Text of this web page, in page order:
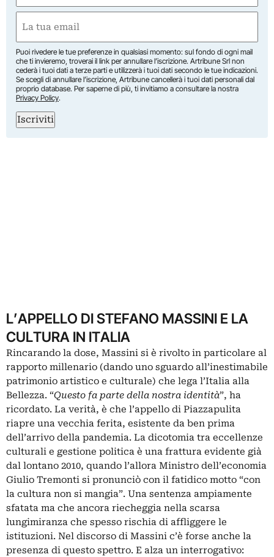
First
(Required)
Puoi rivedere le tue preferenze in qualsiasi momento: sul fondo di ogni mail
che ti invieremo, troverai il link per annullare l’iscrizione. Artribune Srl non
cederà i tuoi dati a terze parti e utilizzerà i tuoi dati secondo le tue indicazioni.
Se scegli di annullare l’iscrizione, Artribune cancellerà i tuoi dati personali dal
proprio database. Per saperne di più, ti invitiamo a consultare la nostra
Privacy Policy.
Iscriviti
L’APPELLO DI STEFANO MASSINI E LA
CULTURA IN ITALIA
Rincarando la dose, Massini si è rivolto in particolare al
rapporto millenario (dando uno sguardo all’inestimabile
patrimonio artistico e culturale) che lega l’Italia alla
Bellezza. “Questo fa parte della nostra identità”, ha
ricordato. La verità, è che l’appello di Piazzapulita
riapre una vecchia ferita, esistente da ben prima
dell’arrivo della pandemia. La dicotomia tra eccellenze
culturali e gestione politica è una frattura evidente già
dal lontano 2010, quando l’allora Ministro dell’economia
Giulio Tremonti si pronunciò con il fatidico motto “con
la cultura non si mangia”. Una sentenza ampiamente
sfatata ma che ancora riecheggia nella scarsa
lungimiranza che spesso rischia di affliggere le
istituzioni. Nel discorso di Massini c’è forse anche la
presenza di questo spettro. E alza un interrogativo: